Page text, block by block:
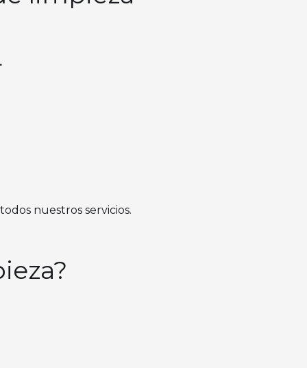
nuestros servicios.